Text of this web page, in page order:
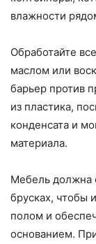
влажности
Обработайте
маслом или
барьер против
из пластика,
конденсата и
материала.
Мебель должна
брусках, чтобы
полом и
основанием.